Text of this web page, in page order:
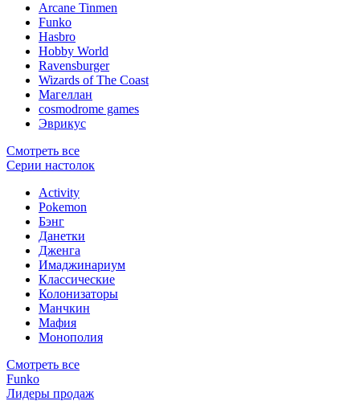
Arcane Tinmen
Funko
Hasbro
Hobby World
Ravensburger
Wizards of The Coast
Магеллан
сosmodrome games
Эврикус
Смотреть все
Серии настолок
Activity
Pokemon
Бэнг
Данетки
Дженга
Имаджинариум
Классические
Колонизаторы
Манчкин
Мафия
Монополия
Смотреть все
Funko
Лидеры продаж